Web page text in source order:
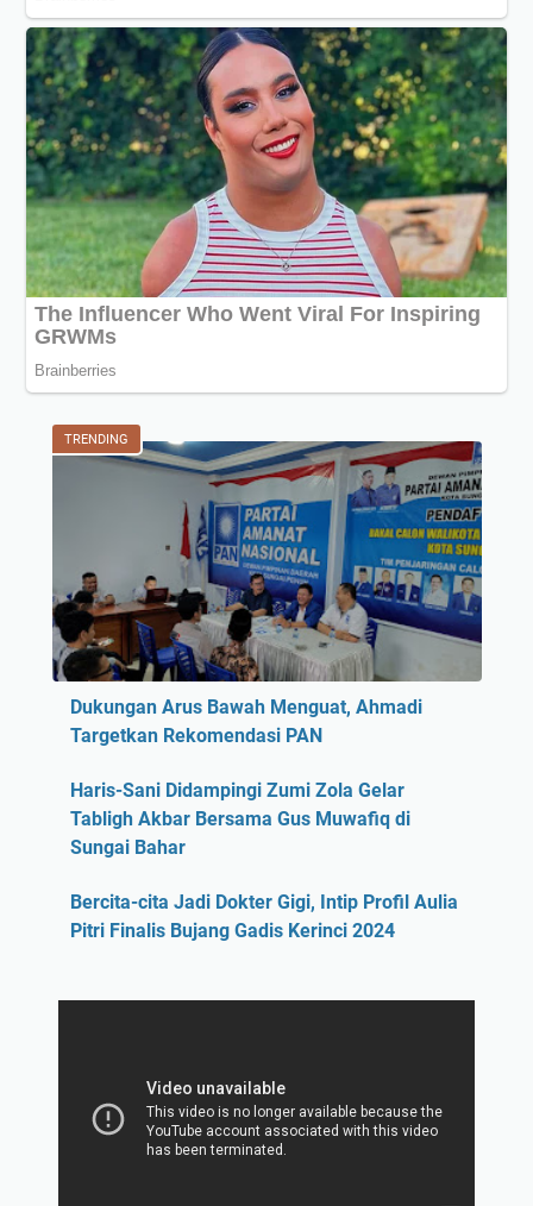
TRENDING
Dukungan Arus Bawah Menguat, Ahmadi
Targetkan Rekomendasi PAN
Haris-Sani Didampingi Zumi Zola Gelar
Tabligh Akbar Bersama Gus Muwafiq di
Sungai Bahar
Bercita-cita Jadi Dokter Gigi, Intip Profil Aulia
Pitri Finalis Bujang Gadis Kerinci 2024